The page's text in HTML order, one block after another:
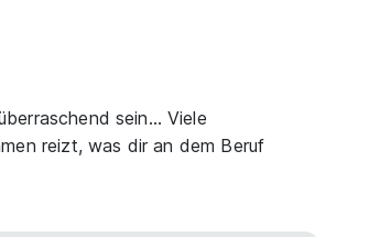
sein… Viele
reizt, was dir an dem Beruf